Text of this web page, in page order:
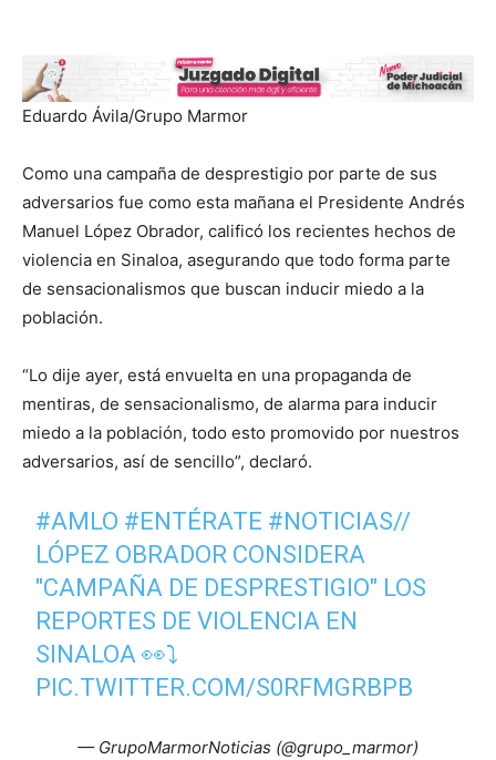
Eduardo Ávila/Grupo Marmor
Como una campaña de desprestigio por parte de sus
adversarios fue como esta mañana el Presidente Andrés
Manuel López Obrador, calificó los recientes hechos de
violencia en Sinaloa, asegurando que todo forma parte
de sensacionalismos que buscan inducir miedo a la
población.
“Lo dije ayer, está envuelta en una propaganda de
mentiras, de sensacionalismo, de alarma para inducir
miedo a la población, todo esto promovido por nuestros
adversarios, así de sencillo”, declaró.
#AMLO #ENTÉRATE #NOTICIAS//
LÓPEZ OBRADOR CONSIDERA
"CAMPAÑA DE DESPRESTIGIO" LOS
REPORTES DE VIOLENCIA EN
SINALOA 👀⤵
PIC.TWITTER.COM/S0RFMGRBPB
— GrupoMarmorNoticias (@grupo_marmor)